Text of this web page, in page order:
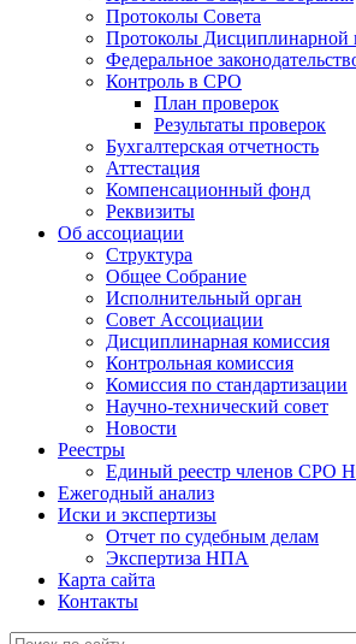
Протоколы Совета
Протоколы Дисциплинарной
Федеральное
Контроль в СРО
План проверок
Результаты проверок
Бухгалтерская отчетность
Аттестация
Компенсационный фонд
Реквизиты
Об ассоциации
Структура
Общее Собрание
Исполнительный орган
Совет Ассоциации
Дисциплинарная комиссия
Контрольная комиссия
Комиссия по стандартизации
Научно-технический совет
Новости
Реестры
Единый реестр членов СРО
Ежегодный анализ
Иски и экспертизы
Отчет по судебным делам
Экспертиза НПА
Карта сайта
Контакты